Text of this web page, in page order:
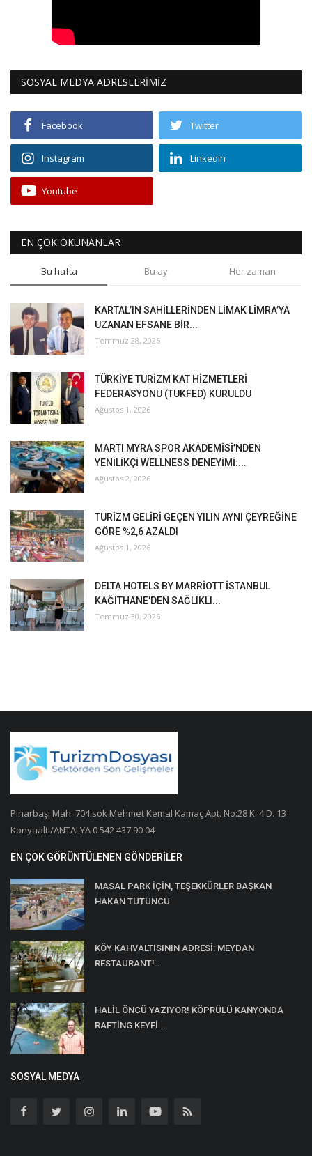
SOSYAL MEDYA ADRESLERİMİZ
Facebook Twitter
Instagram Linkedin
Youtube
EN ÇOK OKUNANLAR
Bu hafta Bu ay Her zaman
KARTAL’IN SAHİLLERİNDEN LİMAK LİMRA’YA
UZANAN EFSANE BİR...
Temmuz 28, 2026
TÜRKİYE TURİZM KAT HİZMETLERİ
FEDERASYONU (TUKFED) KURULDU
Ağustos 1, 2026
MARTI MYRA SPOR AKADEMİSİ’NDEN
YENİLİKÇİ WELLNESS DENEYİMİ:...
Ağustos 2, 2026
TURİZM GELİRİ GEÇEN YILIN AYNI ÇEYREĞİNE
GÖRE %2,6 AZALDI
Ağustos 1, 2026
DELTA HOTELS BY MARRİOTT İSTANBUL
KAĞITHANE’DEN SAĞLIKLI...
Temmuz 30, 2026
Pınarbaşı Mah. 704.sok Mehmet Kemal Kamaç Apt. No:28 K. 4 D. 13
Konyaaltı/ANTALYA 0 542 437 90 04
EN ÇOK GÖRÜNTÜLENEN GÖNDERILER
MASAL PARK İÇİN, TEŞEKKÜRLER BAŞKAN
HAKAN TÜTÜNCÜ
KÖY KAHVALTISININ ADRESİ: MEYDAN
RESTAURANT!..
HALİL ÖNCÜ YAZIYOR! KÖPRÜLÜ KANYONDA
RAFTİNG KEYFİ...
SOSYAL MEDYA